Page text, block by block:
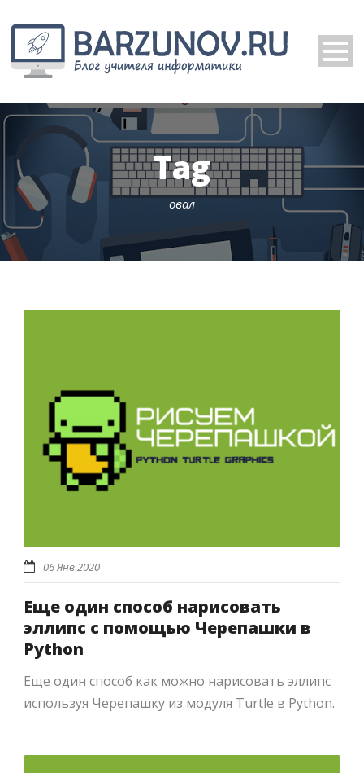
Tag
овал
06 Янв 2020
Еще один способ нарисовать
эллипс с помощью Черепашки в
Python
Еще один способ как можно нарисовать эллипс
используя Черепашку из модуля Turtle в Python.